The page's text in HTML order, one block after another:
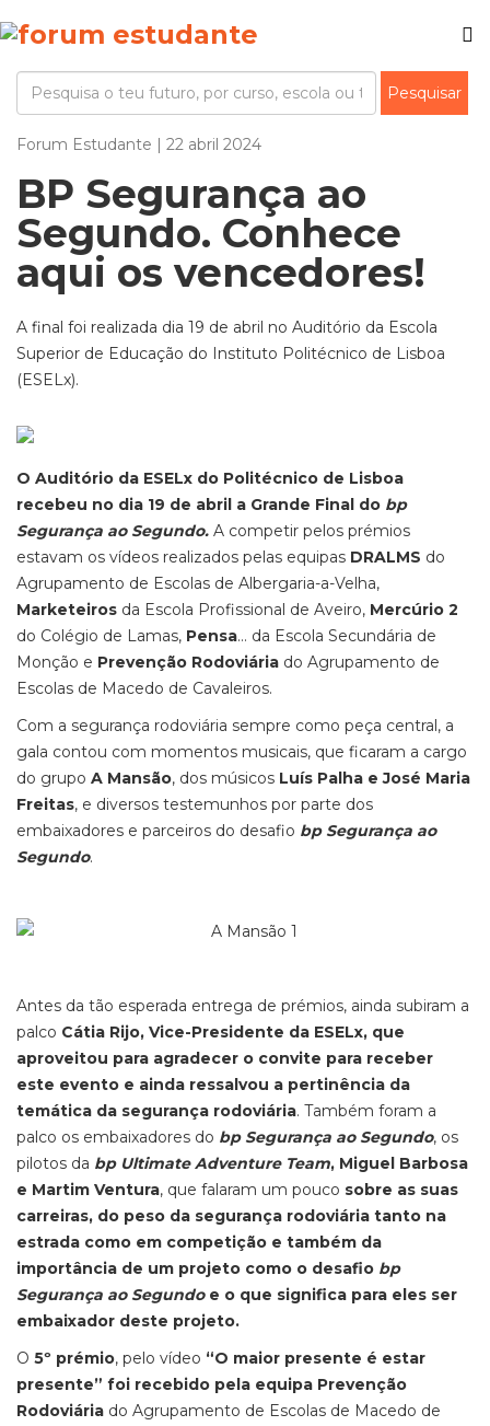
Forum Estudante | 22 abril 2024
BP Segurança ao
Segundo. Conhece
aqui os vencedores!
A final foi realizada dia 19 de abril no Auditório da Escola
Superior de Educação do Instituto Politécnico de Lisboa
(ESELx).
O Auditório da ESELx do Politécnico de Lisboa
recebeu no dia 19 de abril a Grande Final do bp
Segurança ao Segundo. A competir pelos prémios
estavam os vídeos realizados pelas equipas DRALMS do
Agrupamento de Escolas de Albergaria-a-Velha,
Marketeiros da Escola Profissional de Aveiro, Mercúrio 2
do Colégio de Lamas, Pensa… da Escola Secundária de
Monção e Prevenção Rodoviária do Agrupamento de
Escolas de Macedo de Cavaleiros.
Com a segurança rodoviária sempre como peça central, a
gala contou com momentos musicais, que ficaram a cargo
do grupo A Mansão, dos músicos Luís Palha e José Maria
Freitas, e diversos testemunhos por parte dos
embaixadores e parceiros do desafio bp Segurança ao
Segundo.
Antes da tão esperada entrega de prémios, ainda subiram a
palco Cátia Rijo, Vice-Presidente da ESELx, que
aproveitou para agradecer o convite para receber
este evento e ainda ressalvou a pertinência da
temática da segurança rodoviária. Também foram a
palco os embaixadores do bp Segurança ao Segundo, os
pilotos da bp Ultimate Adventure Team, Miguel Barbosa
e Martim Ventura, que falaram um pouco sobre as suas
carreiras, do peso da segurança rodoviária tanto na
estrada como em competição e também da
importância de um projeto como o desafio bp
Segurança ao Segundo e o que significa para eles ser
embaixador deste projeto.
O 5º prémio, pelo vídeo “O maior presente é estar
presente” foi recebido pela equipa Prevenção
Rodoviária do Agrupamento de Escolas de Macedo de